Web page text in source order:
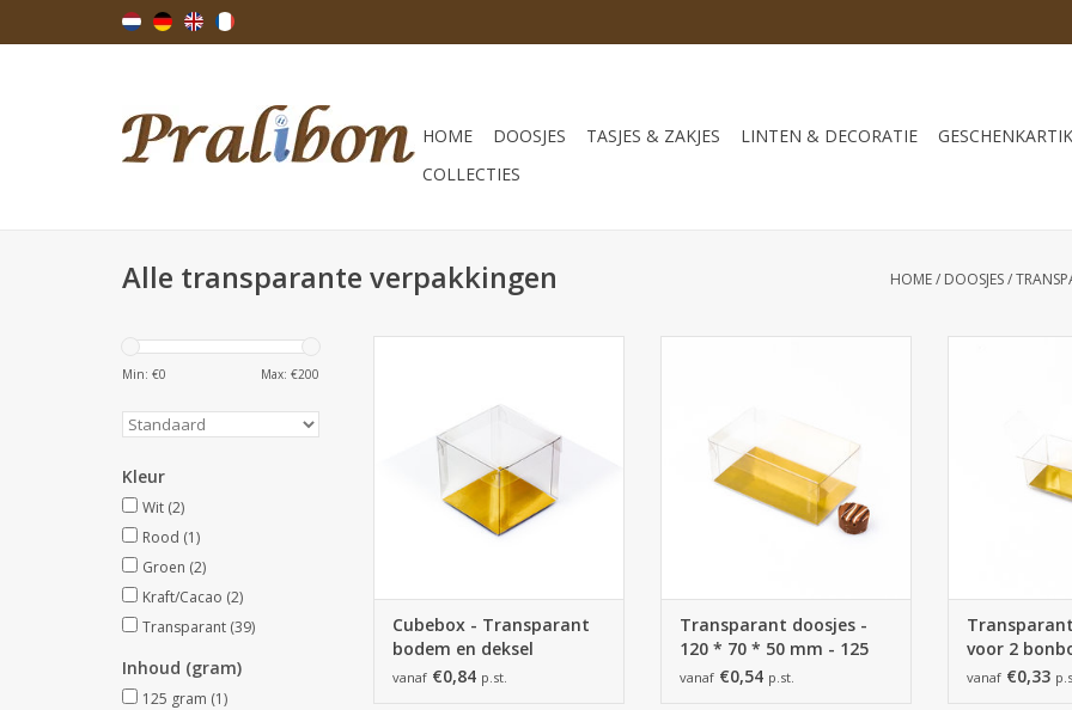
HOME DOOSJES TASJES & ZAKJES LINTEN & DECORATIE
COLLECTIES
Alle transparante verpakkingen HOME/ DOOSJES/
Min: €0 Max: €200
Kleur
Wit (2)
Rood (1)
Groen (2)
Kraft/Cacao (2)
Transparant (39)
Inhoud (gram)
125 gram (1)
TOEVOEGEN AAN WINKELWAGEN
Cubebox - Transparant
bodem en deksel
vanaf €0,84 p.st.
TOEVOEGEN AAN WINKELWAGEN
Transparant doosjes -
120 * 70 * 50 mm - 125
stuks
vanaf €0,54 p.st.
TOEVOEGEN
voor 2
32 mm
vanaf €0,33